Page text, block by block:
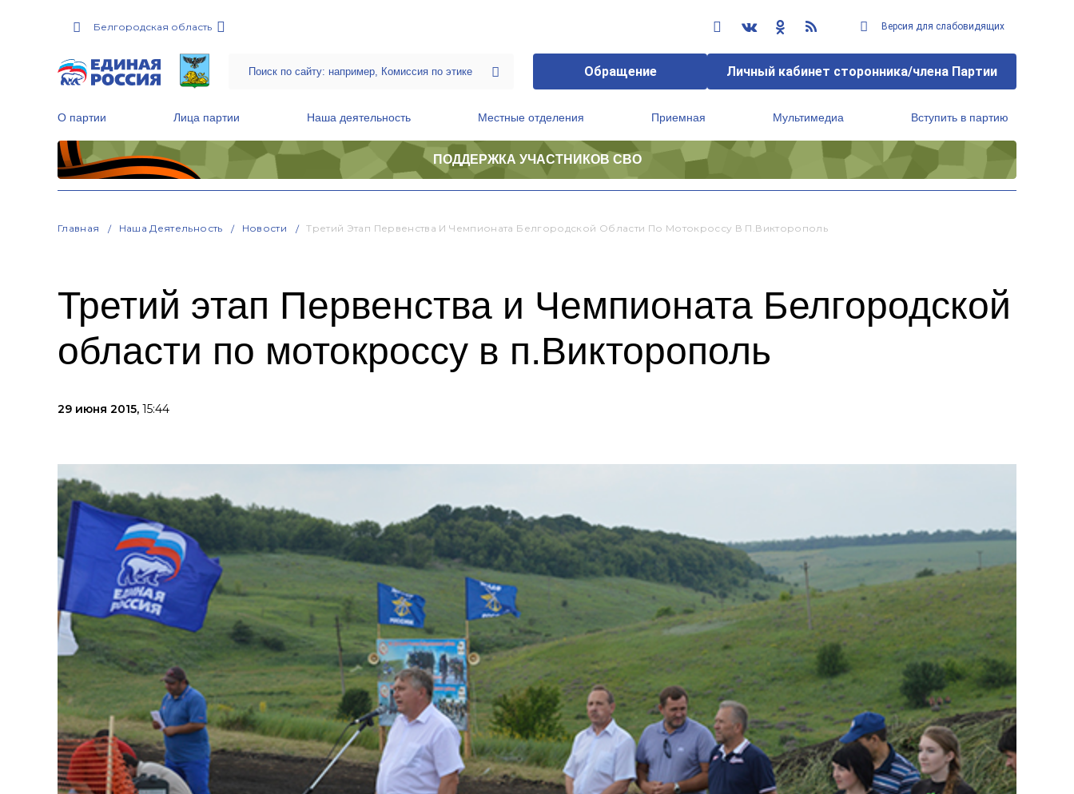
Белгородская область Версия для слабовидящих
Обращение Личный кабинет сторонника/члена Партии
О партии Лица партии Наша деятельность Местные отделения Приемная Мультимедиа Вступить в партию
ПОДДЕРЖКА УЧАСТНИКОВ СВО
Главная Наша Деятельность Новости Третий Этап Первенства И Чемпионата Белгородской Области По Мотокроссу В П.Викторополь
Третий этап Первенства и Чемпионата Белгородской
области по мотокроссу в п.Викторополь
29 июня 2015, 15:44